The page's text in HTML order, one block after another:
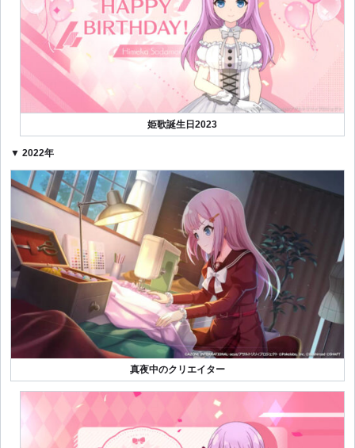
姫歌誕生日2023
▼ 2022年
真夜中のクリエイター